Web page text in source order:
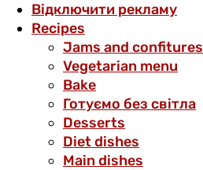
Відключити рекламу
Recipes
Jams and confitures
Vegetarian menu
Bake
Готуємо без світла
Desserts
Diet dishes
Main dishes